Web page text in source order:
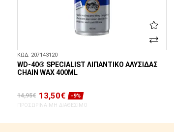
ΚΩΔ. 207143120
WD-40® SPECIALIST ΛΙΠΑΝΤΙΚΌ ΑΛΥΣΊΔΑΣ
CHAIN WAX 400ML
14,95€ 13,50€
-9%
ΠΡΟΣΩΡΙΝΆ ΜΗ ΔΙΑΘΈΣΙΜΟ